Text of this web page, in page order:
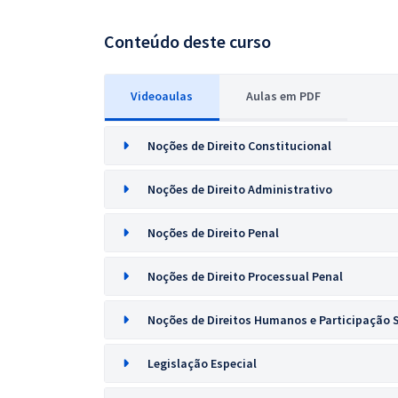
Conteúdo deste curso
Videoaulas Aulas em PDF
Noções de Direito Constitucional
Noções de Direito Administrativo
Noções de Direito Penal
Noções de Direito Processual Penal
Noções de Direitos Humanos e Participação
Legislação Especial